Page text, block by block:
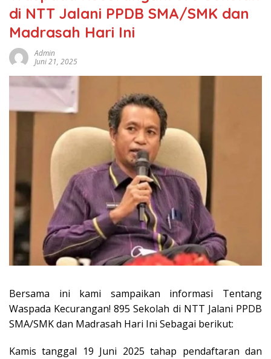
di NTT Jalani PPDB SMA/SMK dan
Madrasah Hari Ini
Admin
Juni 21, 2025
Bersama ini kami sampaikan informasi Tentang
Waspada Kecurangan! 895 Sekolah di NTT Jalani PPDB
SMA/SMK dan Madrasah Hari Ini Sebagai berikut:
Kamis tanggal 19 Juni 2025 tahap pendaftaran dan